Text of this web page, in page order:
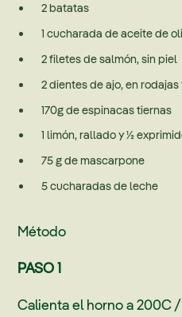
2 batatas
1 cucharada de aceite de
2 filetes de salmón, sin piel
2 dientes de ajo, en rodajas
170g de espinacas tiernas
1 limón, rallado y ½
75 g de mascarpone
5 cucharadas de leche
Método
PASO 1
Calienta el horno a 200C